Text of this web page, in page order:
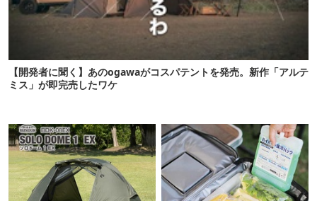
【開発者に聞く】あのogawaがコスパテントを発売。新作「アルテ
ミス」が即完売したワケ